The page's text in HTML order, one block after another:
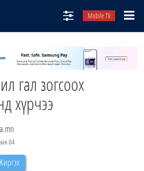
Mobile TV
гал зогсоох
хүрчээ
04